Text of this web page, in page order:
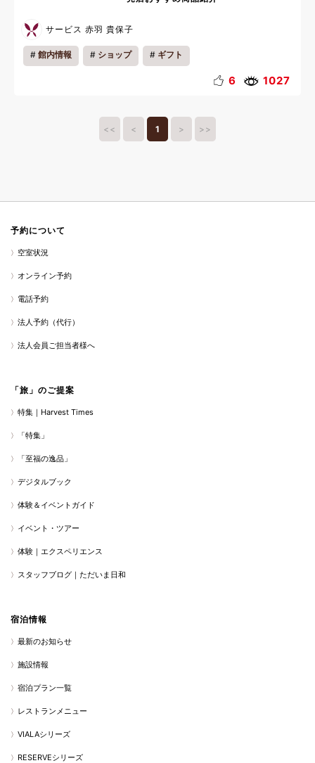
サービス 赤羽 貴保子
館内情報 ショップ ギフト
6 1027
<< < 1 > >>
予約について
空室状況
オンライン予約
電話予約
法人予約（代行）
法人会員ご担当者様へ
「旅」のご提案
特集｜Harvest Times
「特集」
「至福の逸品」
デジタルブック
体験＆イベントガイド
イベント・ツアー
体験｜エクスペリエンス
スタッフブログ｜ただいま日和
宿泊情報
最新のお知らせ
施設情報
宿泊プラン一覧
レストランメニュー
VIALAシリーズ
RESERVEシリーズ